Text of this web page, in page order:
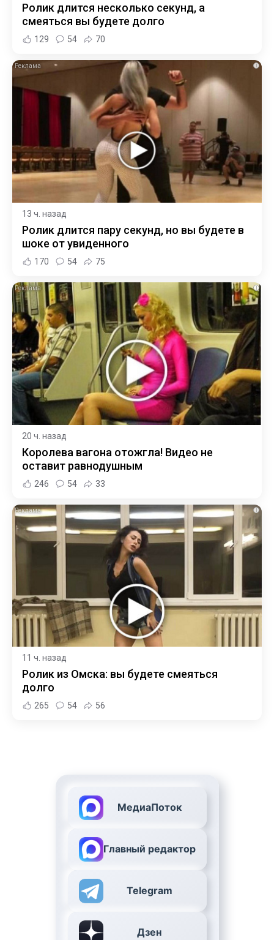
Ролик длится несколько секунд, а
смеяться вы будете долго
129 54 70
i
13 ч. назад
Ролик длится пару секунд, но вы будете в
шоке от увиденного
170 54 75
i
20 ч. назад
Королева вагона отожгла! Видео не
оставит равнодушным
246 54 33
i
11 ч. назад
Ролик из Омска: вы будете смеяться
долго
265 54 56
МедиаПоток
Главный редактор
Telegram
Дзен